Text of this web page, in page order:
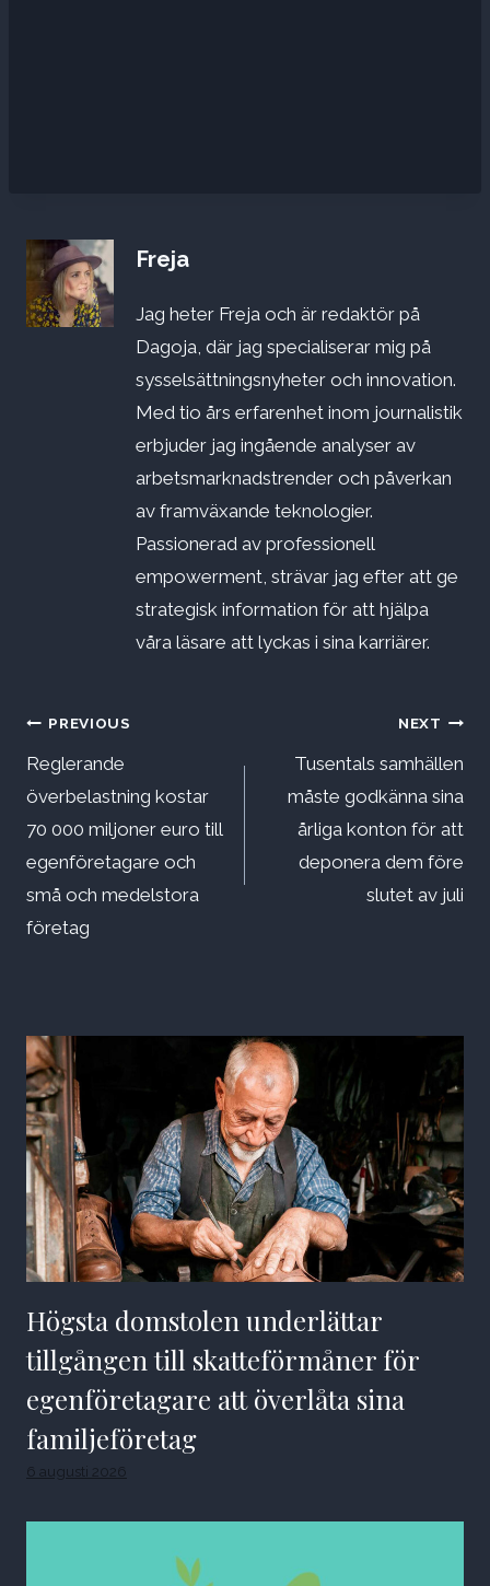
Freja
Jag heter Freja och är redaktör på
Dagoja, där jag specialiserar mig på
sysselsättningsnyheter och innovation.
Med tio års erfarenhet inom journalistik
erbjuder jag ingående analyser av
arbetsmarknadstrender och påverkan
av framväxande teknologier.
Passionerad av professionell
empowerment, strävar jag efter att ge
strategisk information för att hjälpa
våra läsare att lyckas i sina karriärer.
Inläggsnavigering
PREVIOUS
Reglerande
överbelastning kostar
70 000 miljoner euro till
egenföretagare och
små och medelstora
företag
NEXT
Tusentals samhällen
måste godkänna sina
årliga konton för att
deponera dem före
slutet av juli
Högsta domstolen underlättar
tillgången till skatteförmåner för
egenföretagare att överlåta sina
familjeföretag
6 augusti 2026